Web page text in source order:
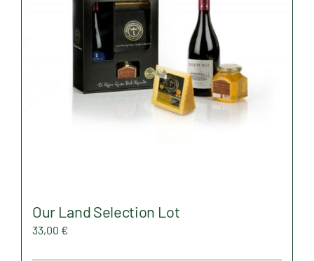
Our Land Selection Lot
33,00 €